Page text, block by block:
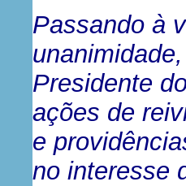
Passando à
Presidente
ações de
e
no interesse